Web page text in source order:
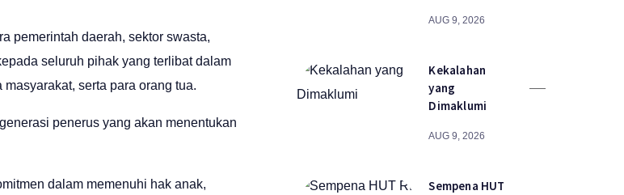
pemerintah daerah, sektor swasta,
seluruh pihak yang terlibat dalam
serta para orang tua.
penerus yang akan menentukan
dalam memenuhi hak anak,
AUG 9, 2026
Kekalahan
yang
Dimaklumi
AUG 9, 2026
Sempena HUT